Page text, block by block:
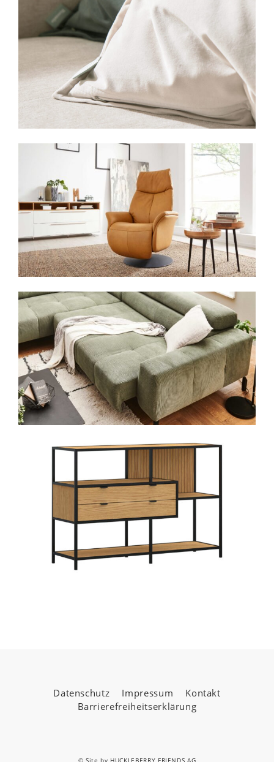
Datenschutz Impressum
Kontakt
Barrierefreiheitserklärung